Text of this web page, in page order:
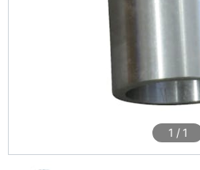
1 / 1